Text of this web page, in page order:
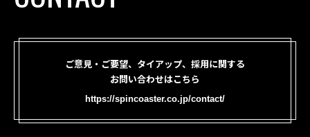
ご意見・ご要望、タイアップ、採用に関する
お問い合わせはこちら
https://spincoaster.co.jp/contact/